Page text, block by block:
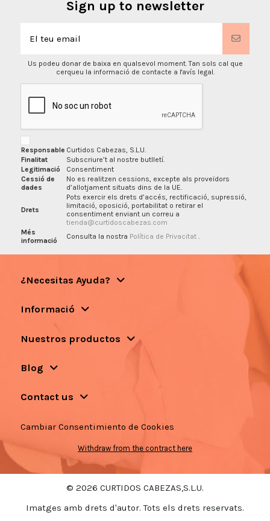
Sign up to newsletter
Us podeu donar de baixa en qualsevol moment. Tan sols cal que
cerqueu la informació de contacte a l'avís legal.
Responsable Curtidos Cabezas, S.L.U.
Finalitat
Subscriure’t al nostre butlletí.
Legitimació
Consentiment
Cessió de
dades
No es realitzen cessions, excepte als proveïdors
d’allotjament situats dins de la UE.
Drets
Pots exercir els drets d’accés, rectificació, supressió,
limitació, oposició, portabilitat o retirar el
consentiment enviant un correu a
tienda@curtidoscabezas.com
Més
informació
Consulta la nostra Política de Privacitat
¿Necesitas Ayuda?
Informació
Nuestros productos
Blog
Contact us
Cambiar Consentimiento de Cookies
Withdraw from the contract here
© 2026 CURTIDOS CABEZAS,S.L.U.
Imatges amb drets d'autor. Tots els drets reservats.